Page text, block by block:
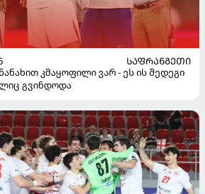
ᲡᲐᲤᲠᲐᲜᲒᲔᲗᲘ
კმაყოფილი ვარ - ეს ის შედეგი
გვინდოდა